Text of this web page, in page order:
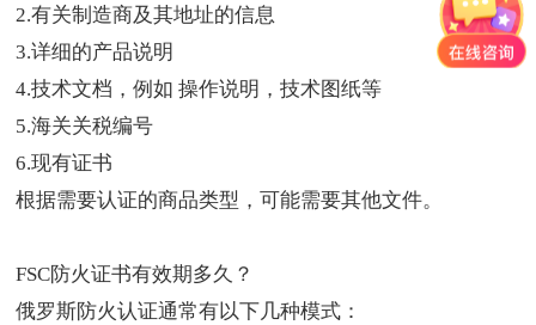
2.有关制造商及其地址的信息
3.详细的产品说明
4.技术文档，例如 操作说明，技术图纸等
5.海关关税编号
6.现有证书
根据需要认证的商品类型，可能需要其他文件。
FSC防火证书有效期多久？
俄罗斯防火认证通常有以下几种模式：